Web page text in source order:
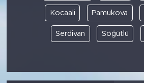
Kocaali Pamukova
Serdivan Söğütlü